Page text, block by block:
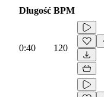
Długość BPM
0:40 120